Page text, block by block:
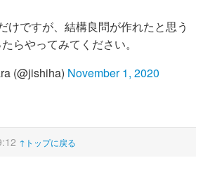
けですが、結構良問が作れたと思う
らやってみてください。
(@jishiha) November 1, 2020
↑トップに戻る